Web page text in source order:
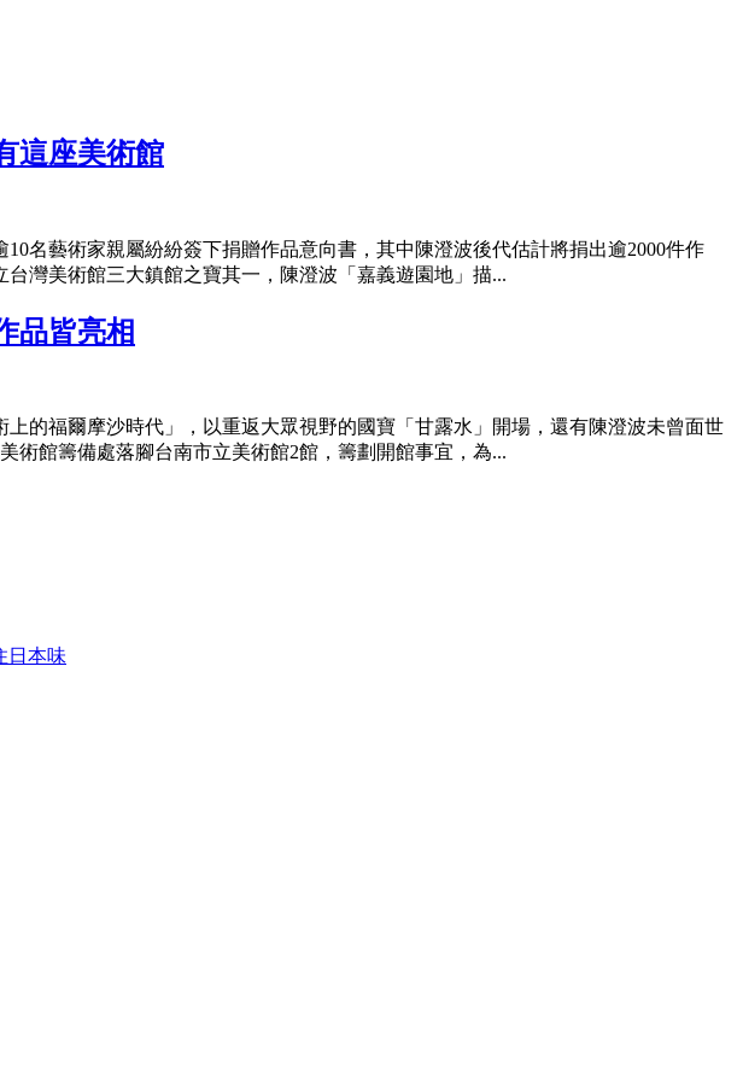
這座美術館
名藝術家親屬紛紛簽下捐贈作品意向書，其中陳澄波後代估計將捐出逾2000件作
灣美術館三大鎮館之寶其一，陳澄波「嘉義遊園地」描...
品皆亮相
的福爾摩沙時代」，以重返大眾視野的國寶「甘露水」開場，還有陳澄波未曾面世
術館籌備處落腳台南市立美術館2館，籌劃開館事宜，為...
日本味